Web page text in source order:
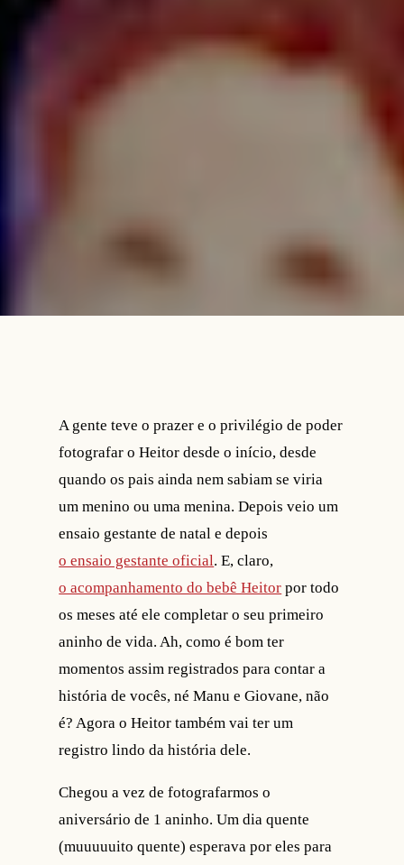
A gente teve o prazer e o privilégio de poder
fotografar o Heitor desde o início, desde
quando os pais ainda nem sabiam se viria
um menino ou uma menina. Depois veio um
ensaio gestante de natal e depois
o ensaio gestante oficial. E, claro,
o acompanhamento do bebê Heitor por todo
os meses até ele completar o seu primeiro
aninho de vida. Ah, como é bom ter
momentos assim registrados para contar a
história de vocês, né Manu e Giovane, não
é? Agora o Heitor também vai ter um
registro lindo da história dele.
Chegou a vez de fotografarmos o
aniversário de 1 aninho. Um dia quente
(muuuuuito quente) esperava por eles para